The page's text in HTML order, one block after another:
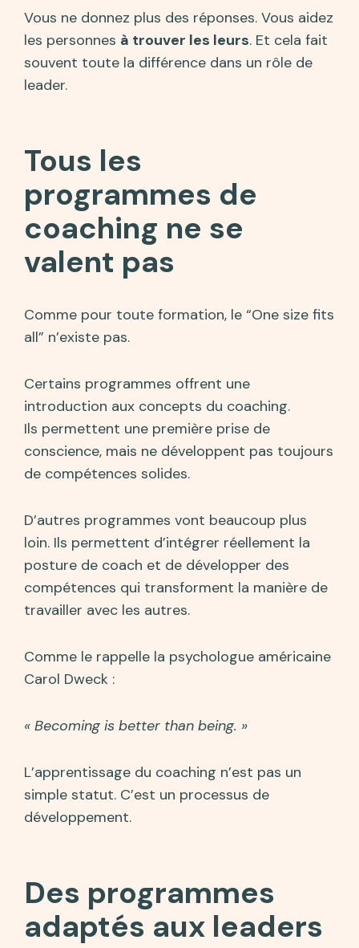
Vous ne donnez plus des réponses. Vous aidez
les personnes à trouver les leurs. Et cela fait
souvent toute la différence dans un rôle de
leader.
Tous les
programmes de
coaching ne se
valent pas
Comme pour toute formation, le “One size fits
all” n’existe pas.
Certains programmes offrent une
introduction aux concepts du coaching.
Ils permettent une première prise de
conscience, mais ne développent pas toujours
de compétences solides.
D’autres programmes vont beaucoup plus
loin. Ils permettent d’intégrer réellement la
posture de coach et de développer des
compétences qui transforment la manière de
travailler avec les autres.
Comme le rappelle la psychologue américaine
Carol Dweck :
« Becoming is better than being. »
L’apprentissage du coaching n’est pas un
simple statut. C’est un processus de
développement.
Des programmes
adaptés aux leaders